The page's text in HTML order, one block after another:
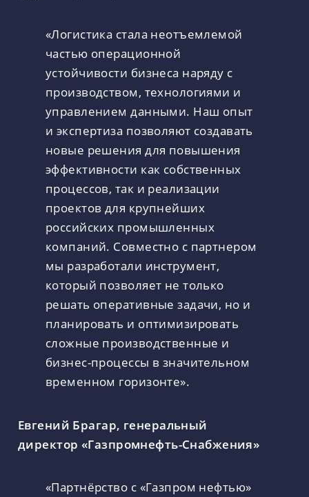
«Логистика стала неотъемлемой
частью операционной
устойчивости бизнеса наряду с
производством, технологиями и
управлением данными. Наш опыт
и экспертиза позволяют создавать
новые решения для повышения
эффективности как собственных
процессов, так и реализации
проектов для крупнейших
российских промышленных
компаний. Совместно с партнером
мы разработали инструмент,
который позволяет не только
решать оперативные задачи, но и
планировать и оптимизировать
сложные производственные и
бизнес-процессы в значительном
временном горизонте».
Евгений Брагар, генеральный
директор «Газпромнефть-Снабжения»
«Партнёрство с «Газпром нефтью»